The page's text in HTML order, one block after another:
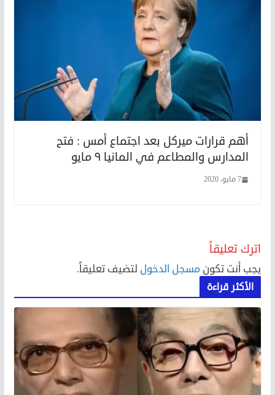
أهم قرارات ميركل بعد اجتماع أمس : فتح
المدارس والمطاعم في المانيا ٩ مايو
7 مايو، 2020
اترك تعليقاً
يجب أنت تكون مسجل الدخول لتضيف تعليقاً.
الأكثر قراءة